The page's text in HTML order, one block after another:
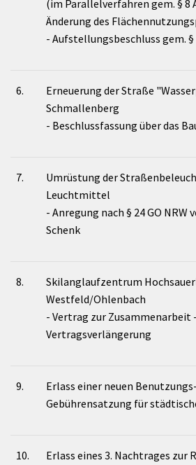
(im Parallelverfahren gem. § 8
Änderung des
- Aufstellungsbeschluss gem. §
6.
Erneuerung der Straße
Schmallenberg
- Beschlussfassung über das
7.
Umrüstung der
Leuchtmittel
- Anregung nach § 24 GO NRW
Schenk
8.
Skilanglaufzentrum
Westfeld/Ohlenbach
- Vertrag zur Zusammenarbeit -
Vertragsverlängerung
9.
Erlass einer neuen
Gebührensatzung für
10.
Erlass eines 3. Nachtrages zur